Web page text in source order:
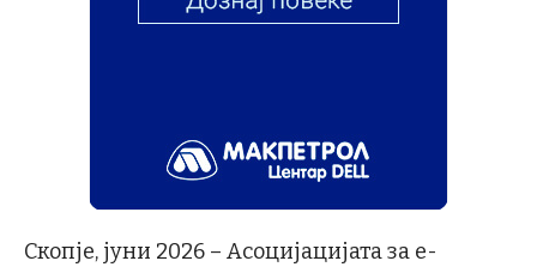
Скопје, јуни 2026 – Асоцијацијата за е-